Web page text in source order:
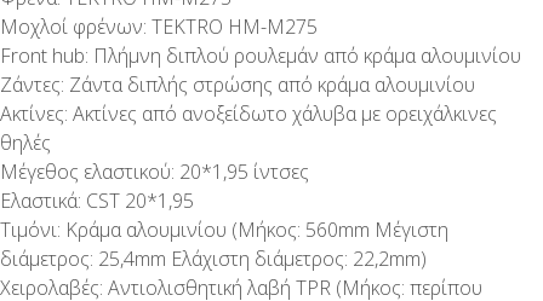
Μοχλοί φρένων: TEKTRO HM-M275
Front hub: Πλήμνη διπλού ρουλεμάν από κράμα αλουμινίου
Ζάντες: Ζάντα διπλής στρώσης από κράμα αλουμινίου
Ακτίνες: Ακτίνες από ανοξείδωτο χάλυβα με ορειχάλκινες
θηλές
Μέγεθος ελαστικού: 20*1,95 ίντσες
Ελαστικά: CST 20*1,95
Τιμόνι: Κράμα αλουμινίου (Μήκος: 560mm Μέγιστη
διάμετρος: 25,4mm Ελάχιστη διάμετρος: 22,2mm)
Χειρολαβές: Αντιολισθητική λαβή TPR (Μήκος: περίπου